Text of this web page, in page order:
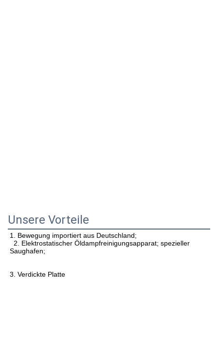
Unsere Vorteile
1. Bewegung importiert aus Deutschland;
  2.
Elektrostatischer Öldampfreinigungsapparat; spezieller
Saughafen;
3. Verdickte Platte